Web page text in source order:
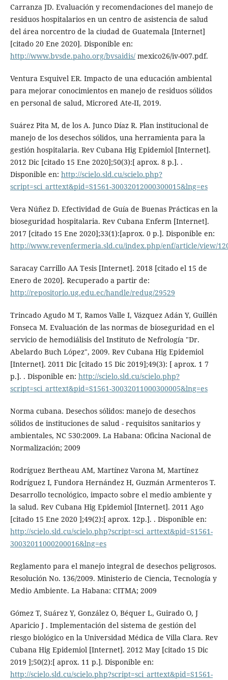
Carranza JD. Evaluación y recomendaciones del manejo de
residuos hospitalarios en un centro de asistencia de salud
del área norcentro de la ciudad de Guatemala [Internet]
[citado 20 Ene 2020]. Disponible en:
http://www.bvsde.paho.org/bvsaidis/mexico26/iv-007.pdf.
Ventura Esquivel ER. Impacto de una educación ambiental
para mejorar conocimientos en manejo de residuos sólidos
en personal de salud, Microred Ate-II, 2019.
Suárez Pita M, de los A. Junco Díaz R. Plan institucional de
manejo de los desechos sólidos, una herramienta para la
gestión hospitalaria. Rev Cubana Hig Epidemiol [Internet].
2012 Dic [citado 15 Ene 2020];50(3):[ aprox. 8 p.]. .
Disponible en: http://scielo.sld.cu/scielo.php?
script=sci_arttext&pid=S1561-30032012000300015&lng=es
Vera Núñez D. Efectividad de Guía de Buenas Prácticas en la
bioseguridad hospitalaria. Rev Cubana Enferm [Internet].
2017 [citado 15 Ene 2020];33(1):[aprox. 0 p.]. Disponible en:
http://www.revenfermeria.sld.cu/index.php/enf/article/view/
Saracay Carrillo AA Tesis [Internet]. 2018 [citado el 15 de
Enero de 2020]. Recuperado a partir de:
http://repositorio.ug.edu.ec/handle/redug/29529
Trincado Agudo M T, Ramos Valle I, Vázquez Adán Y, Guillén
Fonseca M. Evaluación de las normas de bioseguridad en el
servicio de hemodiálisis del Instituto de Nefrología "Dr.
Abelardo Buch López", 2009. Rev Cubana Hig Epidemiol
[Internet]. 2011 Dic [citado 15 Dic 2019];49(3): [ aprox. 1 7
p.]. . Disponible en: http://scielo.sld.cu/scielo.php?
script=sci_arttext&pid=S1561-30032011000300005&lng=es
Norma cubana. Desechos sólidos: manejo de desechos
sólidos de instituciones de salud - requisitos sanitarios y
ambientales, NC 530:2009. La Habana: Oficina Nacional de
Normalización; 2009
Rodríguez Bertheau AM, Martínez Varona M, Martínez
Rodríguez I, Fundora Hernández H, Guzmán Armenteros T.
Desarrollo tecnológico, impacto sobre el medio ambiente y
la salud. Rev Cubana Hig Epidemiol [Internet]. 2011 Ago
[citado 15 Ene 2020 ];49(2):[ aprox. 12p.]. . Disponible en:
http://scielo.sld.cu/scielo.php?script=sci_arttext&pid=S1561-
30032011000200016&lng=es
Reglamento para el manejo integral de desechos peligrosos.
Resolución No. 136/2009. Ministerio de Ciencia, Tecnología y
Medio Ambiente. La Habana: CITMA; 2009
Gómez T, Suárez Y, González O, Béquer L, Guirado O, J
Aparicio J . Implementación del sistema de gestión del
riesgo biológico en la Universidad Médica de Villa Clara. Rev
Cubana Hig Epidemiol [Internet]. 2012 May [citado 15 Dic
2019 ];50(2):[ aprox. 11 p.]. Disponible en:
http://scielo.sld.cu/scielo.php?script=sci_arttext&pid=S1561-